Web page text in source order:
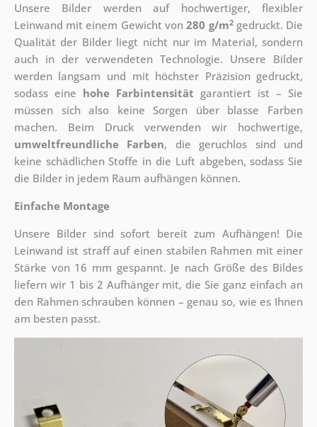
Unsere Bilder werden auf hochwertiger, flexibler
Leinwand mit einem Gewicht von280 g/m2gedruckt. Die
Qualität der Bilder liegt nicht nur im Material, sondern
auch in der verwendeten Technologie. Unsere Bilder
werden langsam und mit höchster Präzision gedruckt,
sodass eine hohe Farbintensität garantiert ist – Sie
müssen sich also keine Sorgen über blasse Farben
machen. Beim Druck verwenden wir hochwertige,
umweltfreundliche Farben, die geruchlos sind und
keine schädlichen Stoffe in die Luft abgeben, sodass Sie
die Bilder in jedem Raum aufhängen können.
Einfache Montage
Unsere Bilder sind sofort bereit zum Aufhängen! Die
Leinwand ist straff auf einen stabilen Rahmen mit einer
Stärke von 16 mm gespannt. Je nach Größe des Bildes
liefern wir 1 bis 2 Aufhänger mit, die Sie ganz einfach an
den Rahmen schrauben können – genau so, wie es Ihnen
am besten passt.